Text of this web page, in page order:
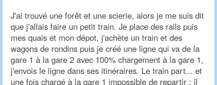
J'ai trouvé une forêt et une scierie, alors je me suis dit
que j'allais faire un petit train. Je place des rails puis
mes quais et mon dépot, j'achète un train et des
wagons de rondins puis je créé une ligne qui va de la
gare 1 à la gare 2 avec 100% chargement à la gare 1,
j'envois le ligne dans ses itinéraires. Le train part... et
une fois chargé à la gare 1 impossible de repartir : il